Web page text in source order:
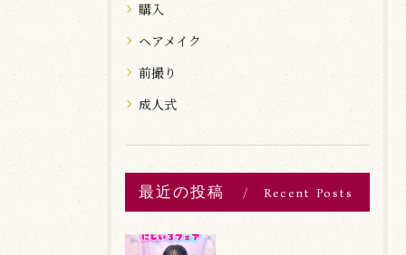
購入
ヘアメイク
前撮り
成人式
最近の投稿 Recent Posts